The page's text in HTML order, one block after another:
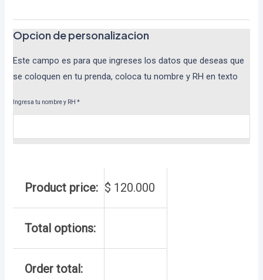
Opcion de personalizacion
Este campo es para que ingreses los datos que deseas que
se coloquen en tu prenda, coloca tu nombre y RH en texto
Ingresa tu nombre y RH*
Product price: $ 120.000
Total options:
Order total: